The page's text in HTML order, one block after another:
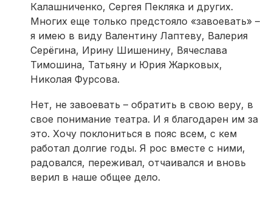
Калашниченко, Сергея Пекляка и других.
Многих еще только предстояло «завоевать» –
я имею в виду Валентину Лаптеву, Валерия
Серёгина, Ирину Шишенину, Вячеслава
Тимошина, Татьяну и Юрия Жарковых,
Николая Фурсова.
Нет, не завоевать – обратить в свою веру, в
свое понимание театра. И я благодарен им за
это. Хочу поклониться в пояс всем, с кем
работал долгие годы. Я рос вместе с ними,
радовался, переживал, отчаивался и вновь
верил в наше общее дело.